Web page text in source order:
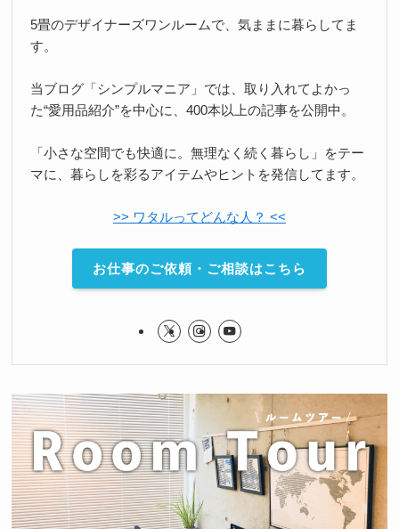
5畳のデザイナーズワンルームで、気ままに暮らしてま
す。
当ブログ「シンプルマニア」では、取り入れてよかっ
た“愛用品紹介”を中心に、400本以上の記事を公開中。
「小さな空間でも快適に。無理なく続く暮らし」をテー
マに、暮らしを彩るアイテムやヒントを発信してます。
>> ワタルってどんな人？ <<
お仕事のご依頼・ご相談はこちら